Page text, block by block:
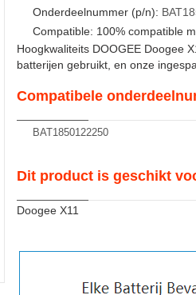
Onderdeelnummer (p/n):
Compatible: 100% compatible
Hoogkwaliteits DOOGEE Doogee
batterijen gebruikt, en onze
Compatibele
BAT1850122250
Dit product is geschikt
Doogee X11